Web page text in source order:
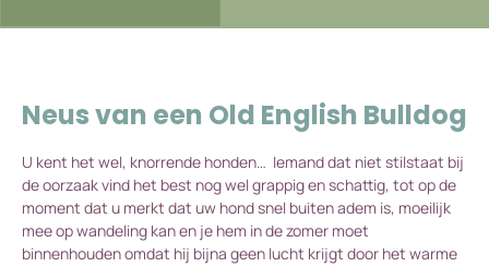
Neus van een Old English Bulldog
U kent het wel, knorrende honden… Iemand dat niet stilstaat bij
de oorzaak vind het best nog wel grappig en schattig, tot op de
moment dat u merkt dat uw hond snel buiten adem is, moeilijk
mee op wandeling kan en je hem in de zomer moet
binnenhouden omdat hij bijna geen lucht krijgt door het warme